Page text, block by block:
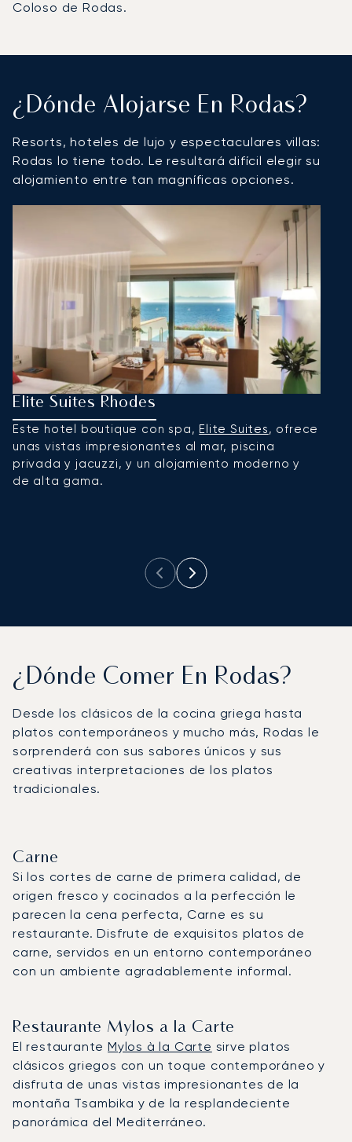
Coloso de Rodas.
¿Dónde Alojarse En Rodas?
Resorts, hoteles de lujo y espectaculares villas:
Rodas lo tiene todo. Le resultará difícil elegir su
alojamiento entre tan magníficas opciones.
Elite Suites Rhodes
Este hotel boutique con spa, Elite Suites, ofrece
unas vistas impresionantes al mar, piscina
privada y jacuzzi, y un alojamiento moderno y
de alta gama.
¿Dónde Comer En Rodas?
Desde los clásicos de la cocina griega hasta
platos contemporáneos y mucho más, Rodas le
sorprenderá con sus sabores únicos y sus
creativas interpretaciones de los platos
tradicionales.
Carne
Si los cortes de carne de primera calidad, de
origen fresco y cocinados a la perfección le
parecen la cena perfecta, Carne es su
restaurante. Disfrute de exquisitos platos de
carne, servidos en un entorno contemporáneo
con un ambiente agradablemente informal.
Restaurante Mylos a la Carte
El restauranteMylos à la Carte sirve platos
clásicos griegos con un toque contemporáneo y
disfruta de unas vistas impresionantes de la
montaña Tsambika y de la resplandeciente
panorámica del Mediterráneo.